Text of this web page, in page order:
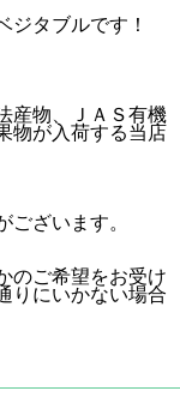
ジタブルです！
産物、ＪＡＳ有機
物が入荷する当店
ざいます。
のご希望をお受け
りにいかない場合